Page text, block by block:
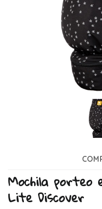
Mochila porteo
Lite Discover